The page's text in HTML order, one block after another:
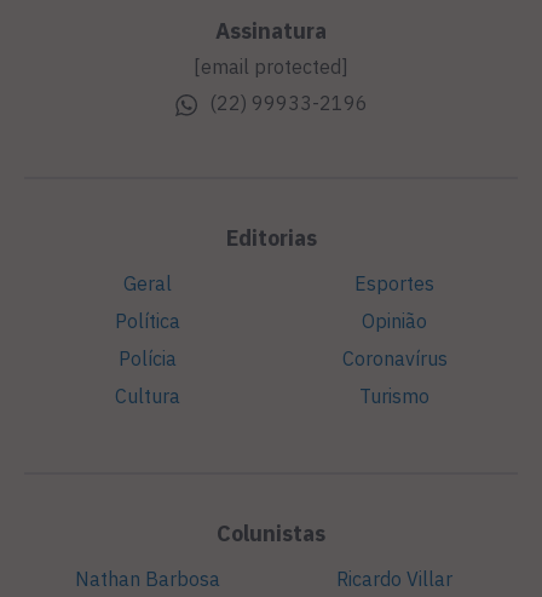
Assinatura
[email protected]
(22) 99933-2196
Editorias
Geral
Política
Polícia
Cultura
Esportes
Opinião
Coronavírus
Turismo
Colunistas
Nathan Barbosa
Ricardo Villar